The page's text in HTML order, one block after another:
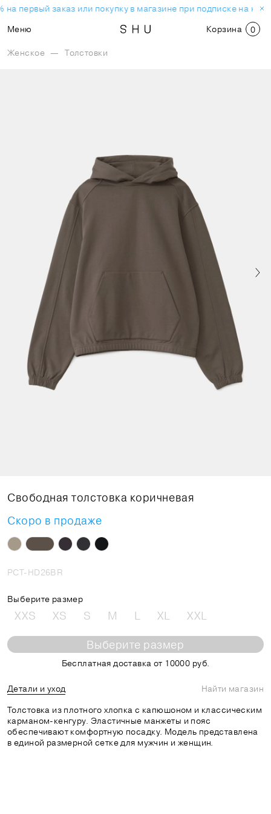
на первый заказ или покупку в магазине при подписке на
Меню
Корзина 0
Женское — Толстовки
Свободная толстовка коричневая
Скоро в продаже
PCT-HD26BR
Выберите размер
XXS XS S M L XL XXL
Выберите размер
Бесплатная доставка от 10000 руб.
Детали и уход
Найти магазин
Толстовка из плотного хлопка с капюшоном и классическим
карманом-кенгуру. Эластичные манжеты и пояс
обеспечивают комфортную посадку. Модель представлена
в единой размерной сетке для мужчин и женщин.